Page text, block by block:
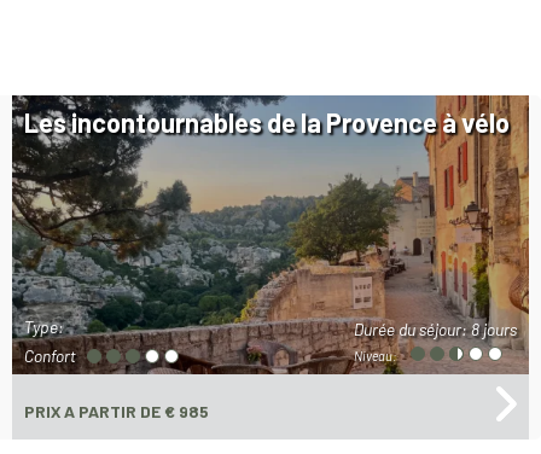
Les incontournables de la Provence à vélo
Durée du séjour:8 jours
Niveau:
Type:
Confort
PRIXA PARTIR DE € 985